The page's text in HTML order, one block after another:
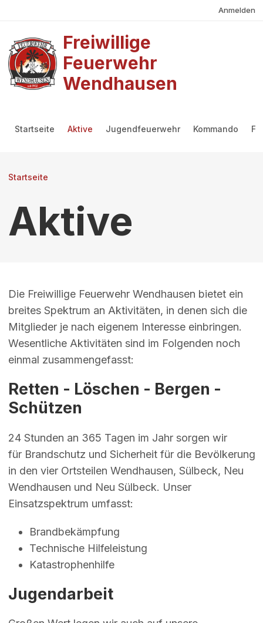
Anmelden
Freiwillige
Feuerwehr
Wendhausen
Startseite Aktive Jugendfeuerwehr Kommando
Pfadnavigation
Startseite
Aktive
Die Freiwillige Feuerwehr Wendhausen bietet ein
breites Spektrum an Aktivitäten, in denen sich die
Mitglieder je nach eigenem Interesse einbringen.
Wesentliche Aktivitäten sind im Folgenden noch
einmal zusammengefasst:
Retten - Löschen - Bergen -
Schützen
24 Stunden an 365 Tagen im Jahr sorgen wir
für Brandschutz und Sicherheit für die Bevölkerung
in den vier Ortsteilen Wendhausen, Sülbeck, Neu
Wendhausen und Neu Sülbeck. Unser
Einsatzspektrum umfasst:
Brandbekämpfung
Technische Hilfeleistung
Katastrophenhilfe
Jugendarbeit